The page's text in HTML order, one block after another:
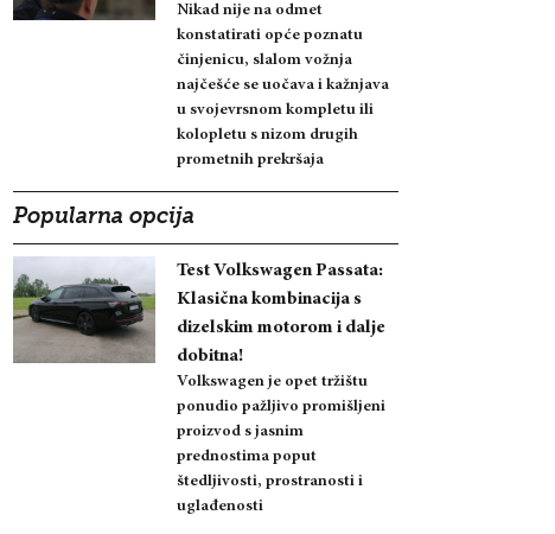
Nikad nije na odmet
konstatirati opće poznatu
činjenicu, slalom vožnja
najčešće se uočava i kažnjava
u svojevrsnom kompletu ili
kolopletu s nizom drugih
prometnih prekršaja
Popularna opcija
Test Volkswagen Passata:
Klasična kombinacija s
dizelskim motorom i dalje
dobitna!
Volkswagen je opet tržištu
ponudio pažljivo promišljeni
proizvod s jasnim
prednostima poput
štedljivosti, prostranosti i
uglađenosti